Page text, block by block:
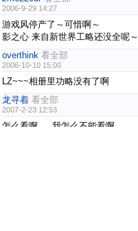
2006-9-29 14:27
游戏风停产了～可惜啊～
影之心 来自新世界工略还没全呢～
overthink 看全部
2006-10-10 15:00
LZ~~~相册里功略没有了啊
龙寻着 看全部
2007-2-23 12:53
怎么看啊， 我怎么不能看啊